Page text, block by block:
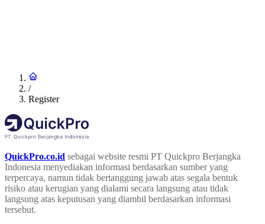
/
Register
QuickPro.co.id sebagai website resmi PT Quickpro Berjangka
Indonesia menyediakan informasi berdasarkan sumber yang
terpercaya, namun tidak bertanggung jawab atas segala bentuk
risiko atau kerugian yang dialami secara langsung atau tidak
langsung atas keputusan yang diambil berdasarkan informasi
tersebut.